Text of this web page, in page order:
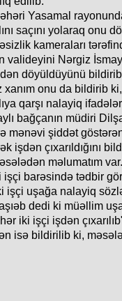
Yasamal
saçını yolaraq onu
kameraları
valideyini Nərgiz
döyüldüyünü
xanım onu da bildirib
qarşı nalayiq
bağçanın müdiri
mənəvi şiddət
işdən çıxarıldığını
məlumatım
işçi barəsində tədbir
işçi uşağa nalayiq
dedi ki müəllim
iki işçi işdən
isə bildirilib ki, məsələ